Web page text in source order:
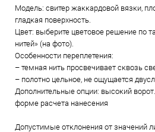
Модель: свитер жаккардовой вязки,
гладкая поверхность.
Цвет: выберите цветовое решение по
нитей» (на фото).
Особенности переплетения:
– темная нить просвечивает сквозь
– полотно цельное, не ощущается
Дополнительные опции: высокий
форме расчета нанесения
Допустимые отклонения от значений